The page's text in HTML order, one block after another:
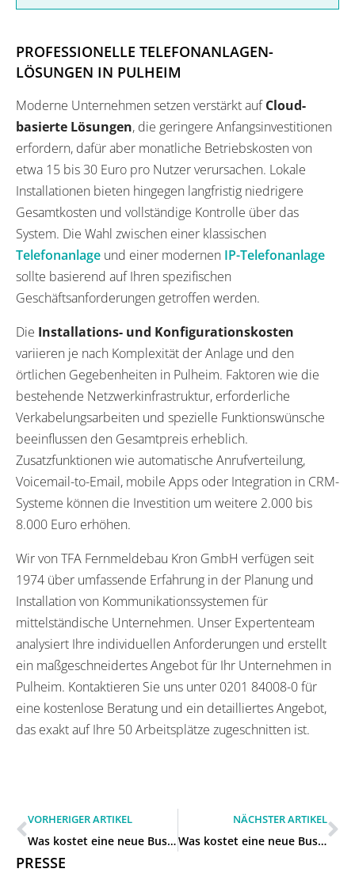
PROFESSIONELLE TELEFONANLAGEN-
LÖSUNGEN IN PULHEIM
Moderne Unternehmen setzen verstärkt aufCloud-
basierte Lösungen, die geringere Anfangsinvestitionen
erfordern, dafür aber monatliche Betriebskosten von
etwa 15 bis 30 Euro pro Nutzer verursachen. Lokale
Installationen bieten hingegen langfristig niedrigere
Gesamtkosten und vollständige Kontrolle über das
System. Die Wahl zwischen einer klassischen
Telefonanlage und einer modernen IP-Telefonanlage
sollte basierend auf Ihren spezifischen
Geschäftsanforderungen getroffen werden.
Die Installations- und Konfigurationskosten
variieren je nach Komplexität der Anlage und den
örtlichen Gegebenheiten in Pulheim. Faktoren wie die
bestehende Netzwerkinfrastruktur, erforderliche
Verkabelungsarbeiten und spezielle Funktionswünsche
beeinflussen den Gesamtpreis erheblich.
Zusatzfunktionen wie automatische Anrufverteilung,
Voicemail-to-Email, mobile Apps oder Integration in CRM-
Systeme können die Investition um weitere 2.000 bis
8.000 Euro erhöhen.
Wir von TFA Fernmeldebau Kron GmbH verfügen seit
1974 über umfassende Erfahrung in der Planung und
Installation von Kommunikationssystemen für
mittelständische Unternehmen. Unser Expertenteam
analysiert Ihre individuellen Anforderungen und erstellt
ein maßgeschneidertes Angebot für Ihr Unternehmen in
Pulheim. Kontaktieren Sie uns unter 0201 84008-0 für
eine kostenlose Beratung und ein detailliertes Angebot,
das exakt auf Ihre 50 Arbeitsplätze zugeschnitten ist.
VORHERIGER ARTIKEL
Was kostet eine neue Business-Telefonanlage für 50 Mitarbeiter in Dormagen?
NÄCHSTER ARTIKEL
Was kostet eine neue Business-Telefonanlage für 50 Mitarbeiter in Frechen?
PRESSE